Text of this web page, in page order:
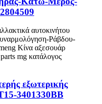
εξωτερικής
3401330BB